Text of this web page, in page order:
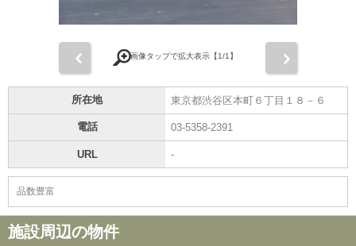
画像タップで拡大表示【1/1】
所在地 東京都渋谷区本町６丁目１８－６
電話 03-5358-2391
URL -
品数豊富
施設周辺の物件